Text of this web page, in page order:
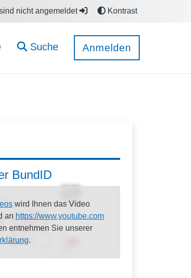
nicht angemeldet Kontrast
Suche Anmelden
BundID
wird Ihnen das Video
an https://www.youtube.com
entnehmen Sie unserer
.